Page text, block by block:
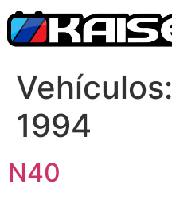
Vehículos:
1994
N40